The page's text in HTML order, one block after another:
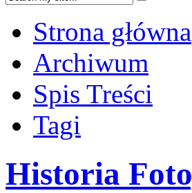
Strona główna
Archiwum
Spis Treści
Tagi
Historia